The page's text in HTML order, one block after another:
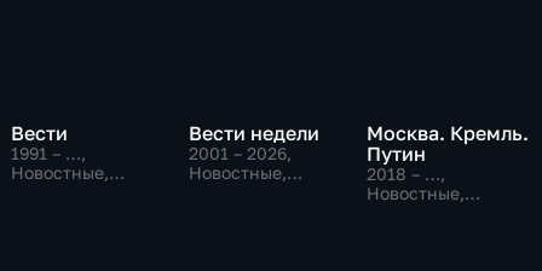
Вести
1991 – …,
Новостные,
Вести недели
2001 – 2026,
Новостные,
Москва. Кремль.
Путин
2018 – …,
Новостные,